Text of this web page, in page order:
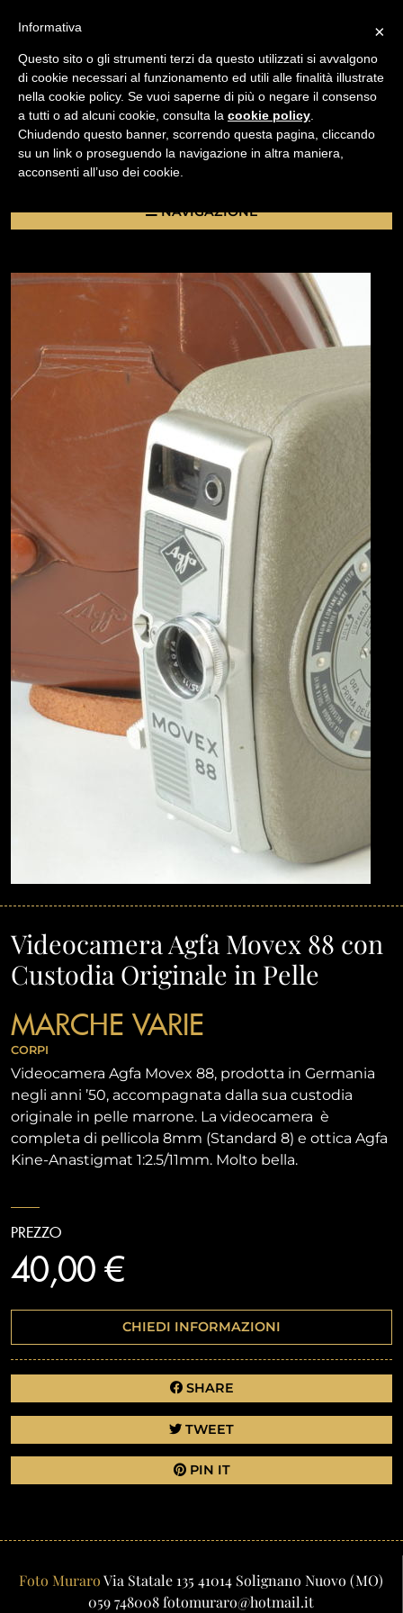
/
USATO
VIDEOCAMERA AGFA MOVEX 88 CON CUSTODIA
ORIGINALE IN PELLE
NAVIGAZIONE
Videocamera Agfa Movex 88 con
Custodia Originale in Pelle
MARCHE VARIE
CORPI
Videocamera Agfa Movex 88, prodotta in Germania
negli anni ’50, accompagnata dalla sua custodia
originale in pelle marrone. La videocamera è
completa di pellicola 8mm (Standard 8) e ottica Agfa
Kine-Anastigmat 1:2.5/11mm. Molto bella.
PREZZO
40,00 €
CHIEDI INFORMAZIONI
SHARE
TWEET
PIN IT
Foto MuraroVia Statale 135 41014 Solignano Nuovo (MO)
059 748008fotomuraro@hotmail.it
×
Informativa
Questo sito o gli strumenti terzi da questo utilizzati si avvalgono
di cookie necessari al funzionamento ed utili alle finalità illustrate
nella cookie policy. Se vuoi saperne di più o negare il consenso
a tutti o ad alcuni cookie, consulta la cookie policy
Chiudendo questo banner, scorrendo questa pagina, cliccando
su un link o proseguendo la navigazione in altra maniera,
acconsenti all’uso dei cookie.